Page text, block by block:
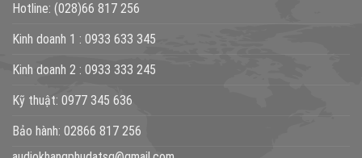
Hotline: (028)66 817 256
Kinh doanh 1 : 0933 633 345
Kinh doanh 2 : 0933 333 245
Kỹ thuật: 0977 345 636
Bảo hành: 02866 817 256